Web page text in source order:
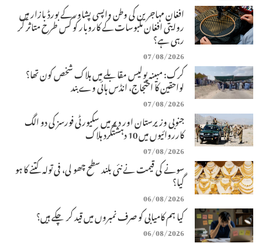
افغان مہاجرین کی وطن واپسی پشاور کے بورڈ بازار میں
روایتی افغان ملبوسات کے کاروبار کو کس طرح متاثر کر
رہی ہے؟
07/08/2026
کرک: مبینہ پولیس مقابلے میں ہلاک شخص کون تھا؟
لواحقین کا احتجاج، انڈس ہائی وے بند
07/08/2026
جنوبی وزیرستان اور دیر میں سکیورٹی فورسز کی دو الگ
کارروائیوں میں 10 دہشتگرد ہلاک
07/08/2026
سونے کی قیمت نے نئی بلند سطح چھو لی، فی تولہ کتنے کا ہو
گیا؟
06/08/2026
کیا ہم کامیابی کو صرف نمبروں میں قید کر چکے ہیں؟
06/08/2026